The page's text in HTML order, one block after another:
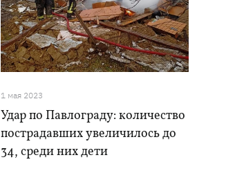
1 мая 2023
Удар по Павлограду: количество
пострадавших увеличилось до
34, среди них дети